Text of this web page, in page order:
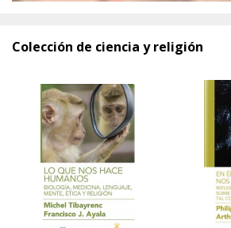
Colección de ciencia y religión